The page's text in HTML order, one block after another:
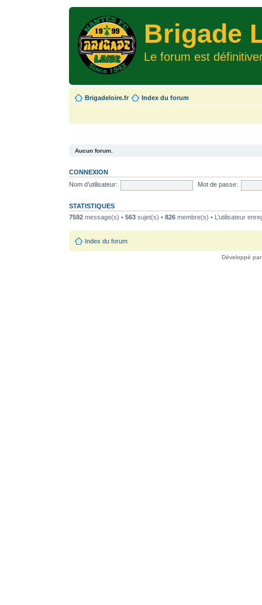
Brigade
Le forum est
Brigadeloire.fr Index du forum
Aucun forum.
CONNEXION
Nom d’utilisateur:
Mot de passe:
STATISTIQUES
7592 message(s) • 563 sujet(s) • 826 membre(s) • L’utilisateur
Index du forum
Développé